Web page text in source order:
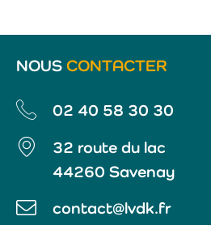
NOUS CONTACTER
02 40 58 30 30
32 route du lac
44260 Savenay
contact@lvdk.fr